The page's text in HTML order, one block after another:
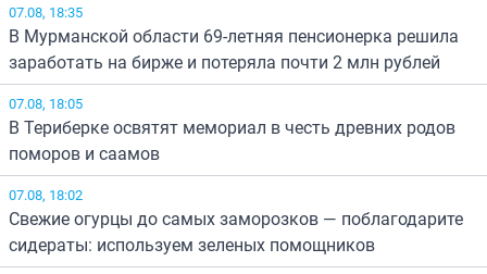
07.08, 18:35
В Мурманской области 69-летняя пенсионерка решила
заработать на бирже и потеряла почти 2 млн рублей
07.08, 18:05
В Териберке освятят мемориал в честь древних родов
поморов и саамов
07.08, 18:02
Свежие огурцы до самых заморозков — поблагодарите
сидераты: используем зеленых помощников